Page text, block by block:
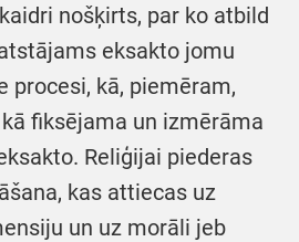
nošķirts, par ko atbild
eksakto jomu
procesi, kā, piemēram,
kā fiksējama un izmērāma
Reliģijai piederas
kas attiecas uz
un uz morāli jeb